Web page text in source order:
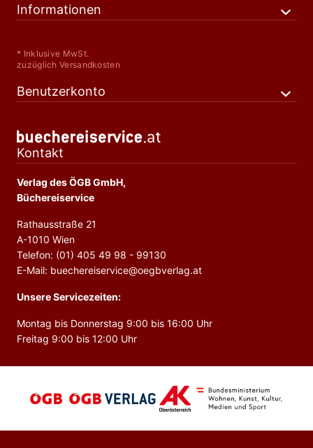
Informationen
* Inklusive MwSt.
zuzüglich Versandkosten
Benutzerkonto
Kontakt
Verlag des ÖGB GmbH,
Büchereiservice
Rathausstraße 21
A-1010 Wien
Telefon: (01) 405 49 98 - 99130
E-Mail: buechereiservice@oegbverlag.at
Unsere Servicezeiten:
Montag bis Donnerstag 9:00 bis 16:00 Uhr
Freitag 9:00 bis 12:00 Uhr